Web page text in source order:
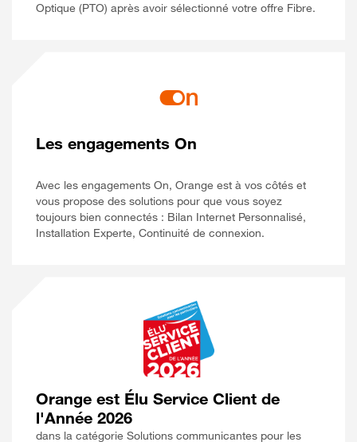
Optique (PTO) après avoir sélectionné votre offre Fibre.
Les engagements On
Avec les engagements On, Orange est à vos côtés et
vous propose des solutions pour que vous soyez
toujours bien connectés : Bilan Internet Personnalisé,
Installation Experte, Continuité de connexion.
Orange est Élu Service Client de
l'Année 2026
dans la catégorie Solutions communicantes pour les